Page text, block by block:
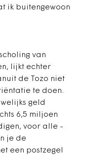
ik buitengewoon
van
lijkt echter
de Tozo niet
te doen.
geld
6,5 miljoen
voor alle
je de
een postzegel